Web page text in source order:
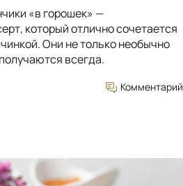
«в горошек» —
который отлично сочетается
Они не только необычно
всегда.
Комментарий